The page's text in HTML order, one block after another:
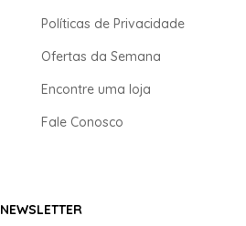
Políticas de Privacidade
Ofertas da Semana
Encontre uma loja
Fale Conosco
NEWSLETTER